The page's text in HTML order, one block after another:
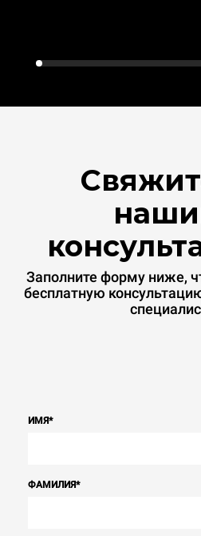
Заполните форму ниже,
бесплатную
ИМЯ*
ФАМИЛИЯ*